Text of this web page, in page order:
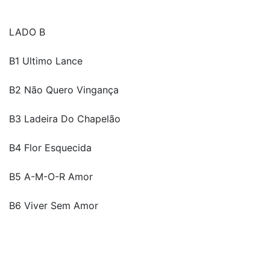
LADO B
B1 Ultimo Lance
B2 Não Quero Vingança
B3 Ladeira Do Chapelão
B4 Flor Esquecida
B5 A-M-O-R Amor
B6 Viver Sem Amor